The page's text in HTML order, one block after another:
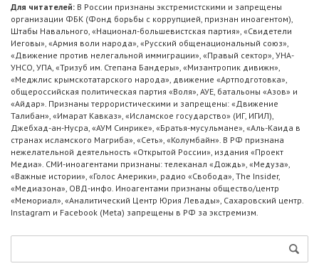
Для читателей: В России признаны экстремистскими и запрещены
организации ФБК (Фонд борьбы с коррупцией, признан иноагентом),
Штабы Навального, «Национал-большевистская партия», «Свидетели
Иеговы», «Армия воли народа», «Русский общенациональный союз»,
«Движение против нелегальной иммиграции», «Правый сектор», УНА-
УНСО, УПА, «Тризуб им. Степана Бандеры», «Мизантропик дивижн»,
«Меджлис крымскотатарского народа», движение «Артподготовка»,
общероссийская политическая партия «Воля», АУЕ, батальоны «Азов» и
«Айдар». Признаны террористическими и запрещены: «Движение
Талибан», «Имарат Кавказ», «Исламское государство» (ИГ, ИГИЛ),
Джебхад-ан-Нусра, «АУМ Синрике», «Братья-мусульмане», «Аль-Каида в
странах исламского Магриба», «Сеть», «Колумбайн». В РФ признана
нежелательной деятельность «Открытой России», издания «Проект
Медиа». СМИ-иноагентами признаны: телеканал «Дождь», «Медуза»,
«Важные истории», «Голос Америки», радио «Свобода», The Insider,
«Медиазона», ОВД-инфо. Иноагентами признаны общество/центр
«Мемориал», «Аналитический Центр Юрия Левады», Сахаровский центр.
Instagram и Facebook (Metа) запрещены в РФ за экстремизм.